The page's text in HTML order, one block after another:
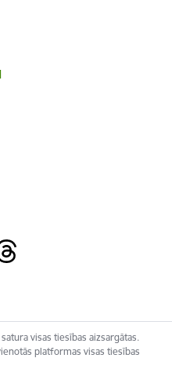
visas tiesības aizsargātas.
platformas visas tiesības